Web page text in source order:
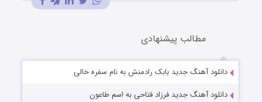
مطالب پیشنهادی
دانلود آهنگ جدید بابک رادمنش به نام سفره خالی
دانلود آهنگ جدید فرزاد فتاحی به اسم طاعون